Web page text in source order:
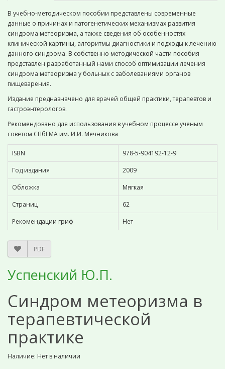
В учебно-методическом пособии представлены современные
данные о причинах и патогенетических механизмах развития
синдрома метеоризма, а также сведения об особенностях
клинической картины, алгоритмы диагностики и подходы к лечению
данного синдрома. В собственно методической части пособия
представлен разработанный нами способ оптимизации лечения
синдрома метеоризма у больных с заболеваниями органов
пищеварения.
Издание предназначено для врачей общей практики, терапевтов и
гастроэнтерологов.
Рекомендовано для использования в учебном процессе ученым
советом СПбГМА им. И.И. Мечникова
ISBN
978-5-904192-12-9
Год издания
2009
Обложка
Мягкая
Страниц
62
Рекомендации гриф
Нет
PDF
Успенский Ю.П.
Синдром метеоризма в
терапевтической
практике
Наличие: Нет в наличии